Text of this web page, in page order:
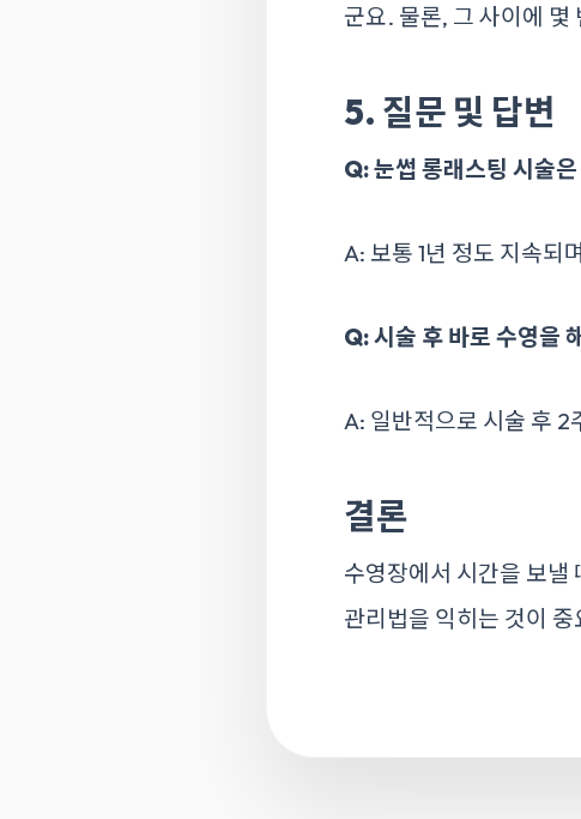
군요. 물론, 그 사이에 몇
5. 질문 및 답변
Q: 눈썹 롱래스팅 시술
A: 보통 1년 정도 지속되
Q: 시술 후 바로 수영을
A: 일반적으로 시술 후 2
결론
수영장에서 시간을 보낼
관리법을 익히는 것이